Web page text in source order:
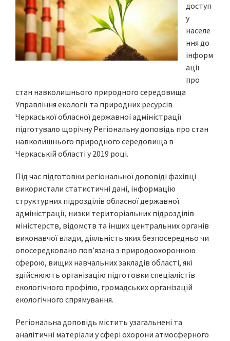
доступ
у
населе
ння до
інформ
ації
про
стан навколишнього природного середовища
Управління екології та природних ресурсів
Черкаської обласної державної адміністрації
підготувало щорічну Регіональну доповідь про стан
навколишнього природного середовища в
Черкаській області у 2019 році.
Під час підготовки регіональної доповіді фахівці
використали статистичні дані, інформацію
структурних підрозділів обласної державної
адміністрації, низки територіальних підрозділів
міністерств, відомств та інших центральних органів
виконавчої влади, діяльність яких безпосередньо чи
опосередковано пов’язана з природоохоронною
сферою, вищих навчальних закладів області, які
здійснюють організацію підготовки спеціалістів
екологічного профілю, громадських організацій
екологічного спрямування.
Регіональна доповідь містить узагальнені та
аналітичні матеріали у сфері охорони атмосферного